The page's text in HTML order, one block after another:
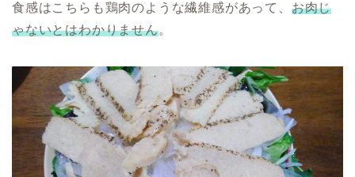
食感はこちらも鶏肉のような繊維感があって、 お肉じ
ゃないとはわかりません。